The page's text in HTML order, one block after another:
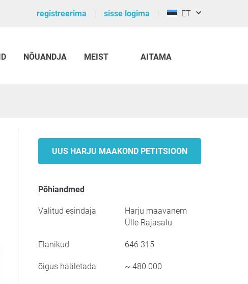
registreerima sisse logima ET
NÕUANDJA MEIST AITAMA
UUS HARJU MAAKOND PETITSIOON
põhiandmed
Valitud esindaja
Harju maavanem
Ülle Rajasalu
Elanikud 646 315
õigus hääletada ~ 480.000